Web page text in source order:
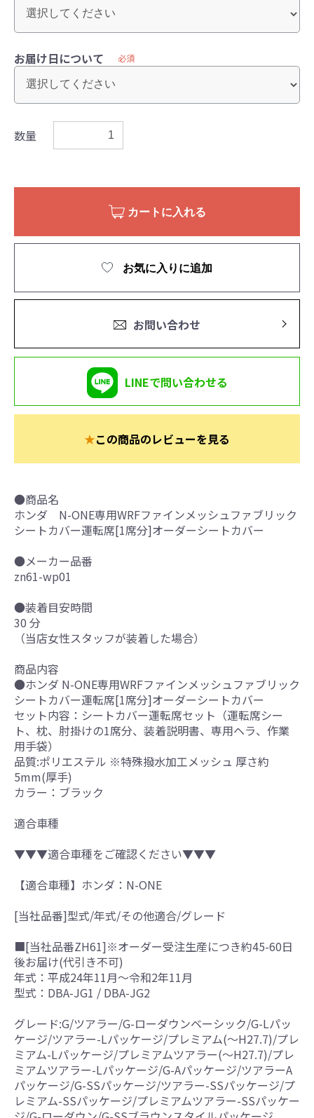
お届け日について 必須
数量
カートに入れる
お気に入りに追加
お問い合わせ
LINEで問い合わせる
★この商品のレビューを見る
●商品名
ホンダ N-ONE専用WRFファインメッシュファブリック
シートカバー運転席[1席分]オーダーシートカバー
●メーカー品番
zn61-wp01
●装着目安時間
30 分
（当店女性スタッフが装着した場合）
商品内容
●ホンダ N-ONE専用WRFファインメッシュファブリック
シートカバー運転席[1席分]オーダーシートカバー
セット内容：シートカバー運転席セット（運転席シー
ト、枕、肘掛けの1席分、装着説明書、専用ヘラ、作業
用手袋）
品質:ポリエステル ※特殊撥水加工メッシュ 厚さ約
5mm(厚手)
カラー：ブラック
適合車種
▼▼▼適合車種をご確認ください▼▼▼
【適合車種】ホンダ：N-ONE
[当社品番]型式/年式/その他適合/グレード
■[当社品番ZH61]※オーダー受注生産につき約45-60日
後お届け(代引き不可)
年式：平成24年11月～令和2年11月
型式：DBA-JG1 / DBA-JG2
グレード:G/ツアラー/G-ローダウンベーシック/G-Lパッ
ケージ/ツアラー-Lパッケージ/プレミアム(～H27.7)/プレ
ミアム-Lパッケージ/プレミアムツアラー(～H27.7)/プレ
ミアムツアラー-Lパッケージ/G-Aパッケージ/ツアラーA
パッケージ/G-SSパッケージ/ツアラー-SSパッケージ/プ
レミアム-SSパッケージ/プレミアムツアラー-SSパッケー